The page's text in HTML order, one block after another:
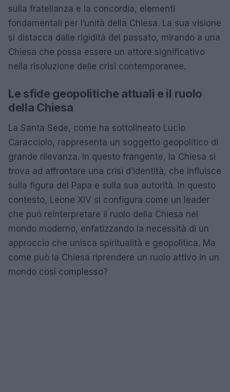
sulla fratellanza e la concordia, elementi
fondamentali per l’unità della Chiesa. La sua visione
si distacca dalle rigidità del passato, mirando a una
Chiesa che possa essere un attore significativo
nella risoluzione delle crisi contemporanee.
Le sfide geopolitiche attuali e il ruolo
della Chiesa
La Santa Sede, come ha sottolineato Lucio
Caracciolo, rappresenta un soggetto geopolitico di
grande rilevanza. In questo frangente, la Chiesa si
trova ad affrontare una crisi d’identità, che influisce
sulla figura del Papa e sulla sua autorità. In questo
contesto, Leone XIV si configura come un leader
che può reinterpretare il ruolo della Chiesa nel
mondo moderno, enfatizzando la necessità di un
approccio che unisca spiritualità e geopolitica. Ma
come può la Chiesa riprendere un ruolo attivo in un
mondo così complesso?